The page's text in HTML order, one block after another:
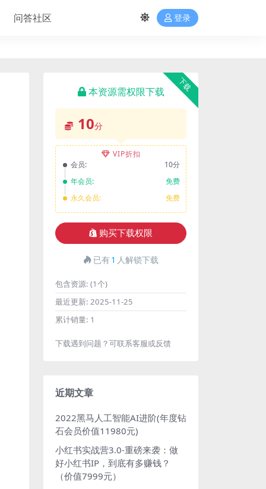
问答社区 登录
下载
本资源需权限下载
10分
VIP折扣
会员:
10分
年会员:
免费
永久会员:
免费
购买下载权限
已有1 人解锁下载
包含资源: (1个)
最近更新: 2025-11-25
累计销量: 1
下载遇到问题？可联系客服或反馈
近期文章
2022黑马人工智能AI进阶(年度钻
石会员价值11980元)
小红书实战营3.0-重磅来袭：做
好小红书IP，到底有多赚钱？
（价值7999元）